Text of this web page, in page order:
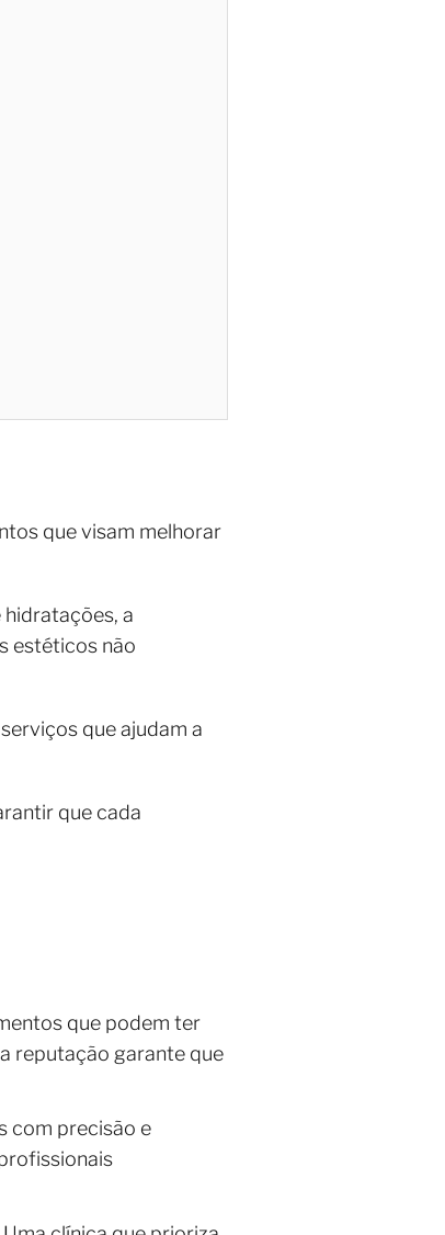
que visam melhorar
a
estéticos não
que ajudam a
que cada
que podem ter
reputação garante que
com precisão e